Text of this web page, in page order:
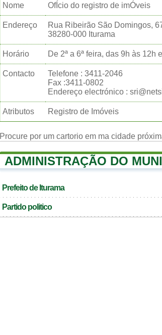
Nome OfÍcio do registro de imÓveis
Endereço
Rua Ribeirão São Domingos,
38280-000 Iturama
Horário De 2ª a 6ª feira, das 9h às 12h
Contacto
Telefone : 3411-2046
Fax :3411-0802
Endereço electrónico :
Atributos Registro de Imóveis
Procure por um cartorio em ma cidade
ADMINISTRAÇÃO DO
Prefeito de Iturama
Partido politico